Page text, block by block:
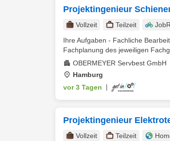
Projektingenieur
Vollzeit Teilzeit
Ihre Aufgaben - Fachliche
Fachplanung des jeweiligen
OBERMEYER Servbest GmbH
Hamburg
vor 3 Tagen
Projektingenieur
Vollzeit Teilzeit